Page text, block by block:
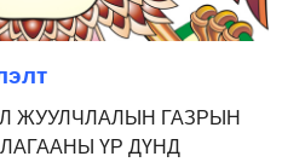
ЖУУЛЧЛАЛЫН ГАЗРЫН
ҮР ДҮНД